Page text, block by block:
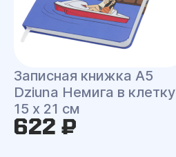
Записная книжка A5
Dziuna Немига в клетку
15 x 21 см
622 ₽